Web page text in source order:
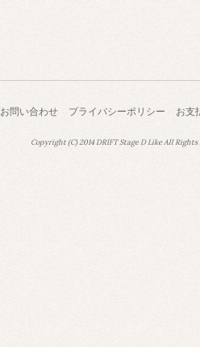
お問い合わせ プライバシーポリシー お支
Copyright (C) 2014 DRIFT Stage D Like All